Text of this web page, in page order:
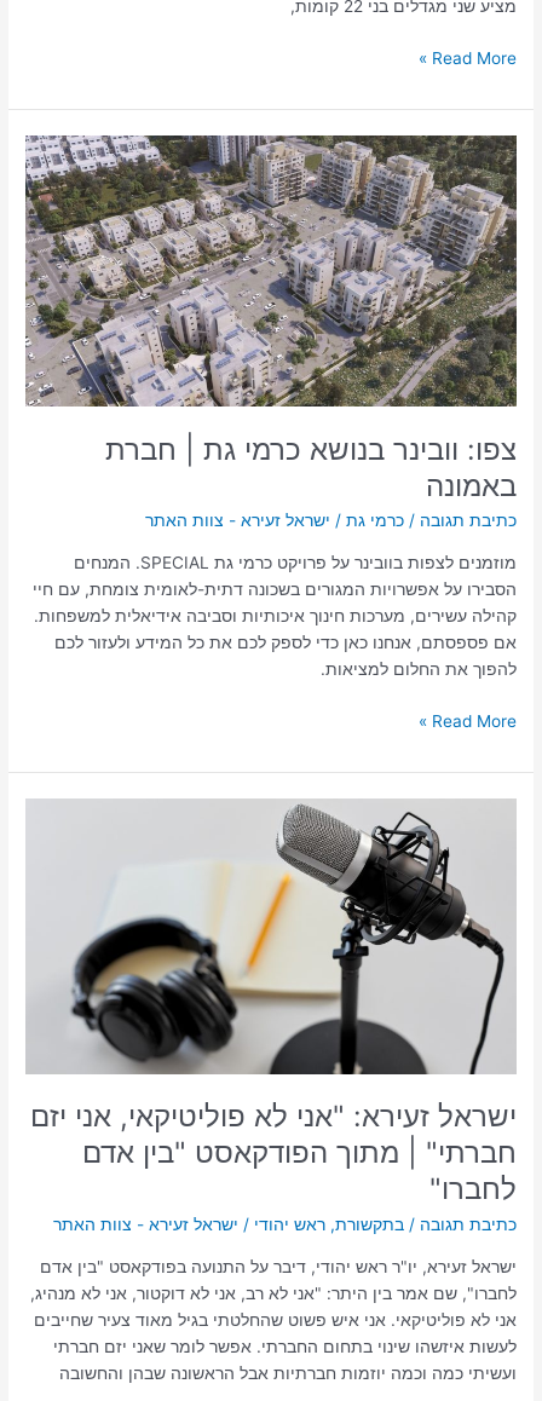
מציע שני מגדלים בני 22 קומות,
Read More »
צפו: וובינר בנושא כרמי גת | חברת
באמונה
כתיבת תגובה /כרמי גת / ישראל זעירא - צוות האתר
מוזמנים לצפות בוובינר על פרויקט כרמי גת SPECIAL. המנחים
הסבירו על אפשרויות המגורים בשכונה דתית-לאומית צומחת, עם חיי
קהילה עשירים, מערכות חינוך איכותיות וסביבה אידיאלית למשפחות.
אם פספסתם, אנחנו כאן כדי לספק לכם את כל המידע ולעזור לכם
להפוך את החלום למציאות.
צפו:
וובינר
בנושא
כרמי
גת
|
חברת
באמונה
Read More »
ישראל זעירא: "אני לא פוליטיקאי, אני יזם
חברתי" | מתוך הפודקאסט "בין אדם
לחברו"
כתיבת תגובה /בתקשורת,ראש יהודי / ישראל זעירא - צוות האתר
ישראל זעירא, יו"ר ראש יהודי, דיבר על התנועה בפודקאסט "בין אדם
לחברו", שם אמר בין היתר: "אני לא רב, אני לא דוקטור, אני לא מנהיג,
אני לא פוליטיקאי. אני איש פשוט שהחלטתי בגיל מאוד צעיר שחייבים
לעשות איזשהו שינוי בתחום החברתי. אפשר לומר שאני יזם חברתי
ועשיתי כמה וכמה יוזמות חברתיות אבל הראשונה שבהן והחשובה
פוליטיקאי,
אני
יזם
חברתי"
מתוך
הפודקאסט
אדם
לחברו"